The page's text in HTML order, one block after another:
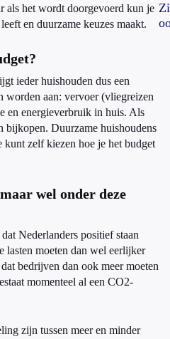
als het wordt doorgevoerd kun je
en duurzame keuzes maakt.
ieder huishouden dus een
worden aan: vervoer (vliegreizen
en energieverbruik in huis. Als
bijkopen. Duurzame huishoudens
kunt zelf kiezen hoe je het budget
wel onder deze
Nederlanders positief staan
lasten moeten dan wel eerlijker
bedrijven dan ook meer moeten
momenteel al een CO2-
zijn tussen meer en minder